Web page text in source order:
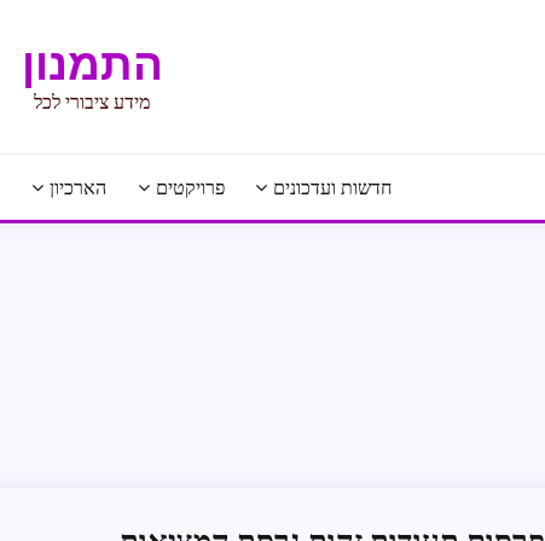
התמנון
מידע ציבורי לכל
חדשות ועדכונים פרויקטים הארכיון
אבטחת